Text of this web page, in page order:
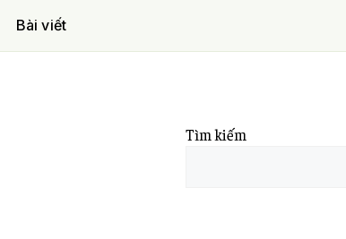
Bài viết
Tìm kiếm